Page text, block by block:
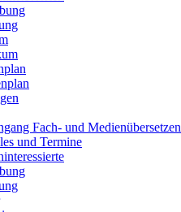
Fach- und Medienübersetzen
und Termine